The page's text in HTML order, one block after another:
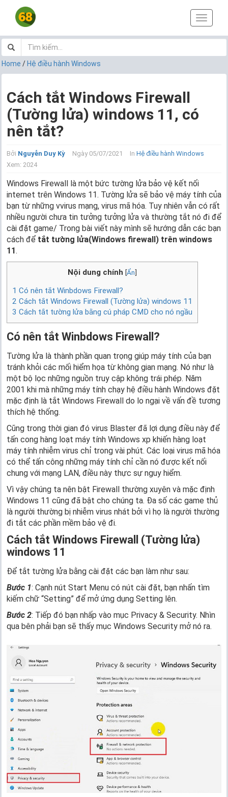
T
o
g
i
Home / Hệ điều hành Windows
Cách tắt Windows Firewall
(Tường lửa) windows 11, có
nên tắt?
Bởi Nguyễn Duy Kỳ Ngày 05/07/2021 In Hệ điều hành Windows
Xem: 2024
Windows Firewall là một bức tường lửa bảo vệ kết nối
internet trên Windows 11. Tường lửa sẽ bảo vệ máy tính của
bạn từ những vvirus mạng, virus mã hóa. Tuy nhiên vẫn có rất
nhiều người chưa tin tưởng tưởng lửa và thường tắt nó đi để
cài đặt game/ Trong bài viết này mình sẽ hướng dẫn các bạn
cách để tắt tường lửa(Windows firewall) trên windows
11.
Nội dung chính [Ẩn]
1 Có nên tắt Winbdows Firewall?
2 Cách tắt Windows Firewall (Tường lửa) windows 11
3 Cách tắt tường lửa bằng cú pháp CMD cho nó ngầu
Có nên tắt Winbdows Firewall?
Tường lửa là thành phần quan trọng giúp máy tính của bạn
tránh khỏi các mối hiểm họa từ không gian mạng. Nó như là
một bộ lọc những nguồn truy cập không trái phép. Năm
2001 khi mà những máy tính chạy hệ điều hành Windows đặt
mặc định là tắt Windows Firewall do lo ngại về vấn đề tương
thích hệ thống.
Cũng trong thời gian đó virus Blaster đã lợi dụng điều này để
tấn cong hàng loạt máy tính Windows xp khiến hàng loạt
máy tính nhiễm virus chỉ trong vài phút. Các loại virus mã hóa
có thể tấn công những máy tính chỉ cần nó được kết nối
chung với mạng LAN, điều này thực sự nguy hiểm.
Vì vậy chúng ta nên bật Firewall thường xuyên và mặc định
Windows 11 cũng đã bật cho chúng ta. Đa số các game thủ
là người thường bị nhiễm virus nhát bởi vì họ là người thường
đi tắt các phần mềm bảo vệ đi.
Cách tắt Windows Firewall (Tường lửa)
windows 11
Để tắt tường lửa bằng cài đặt các bạn làm như sau:
Bước 1: Cạnh nút Start Menu có nút cài đặt, bạn nhấn tìm
kiếm chữ “Setting” để mở ứng dụng Setting lên.
Bước 2: Tiếp đó bạn nhấp vào mục Privacy & Security. Nhìn
qua bên phải bạn sẽ thấy mục Windows Security mở nó ra.